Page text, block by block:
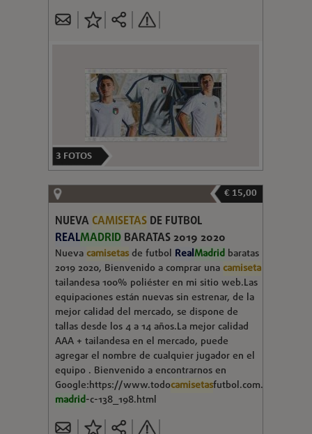
3 FOTOS
€ 15,00
NUEVA CAMISETASDE FUTBOL
REALMADRIDBARATAS 2019 2020
Nuevacamisetasde futbol RealMadridbaratas
2019 2020, Bienvenido a comprar unacamiseta
tailandesa 100% poliéster en mi sitio web.Las
equipaciones están nuevas sin estrenar, de la
mejor calidad del mercado, se dispone de
tallas desde los 4 a 14 años.La mejor calidad
AAA + tailandesa en el mercado, puede
agregar el nombre de cualquier jugador en el
equipo . Bienvenido a encontrarnos en
Google:https://www.todocamisetasfutbol.com.es/
madrid-c-138_198.html